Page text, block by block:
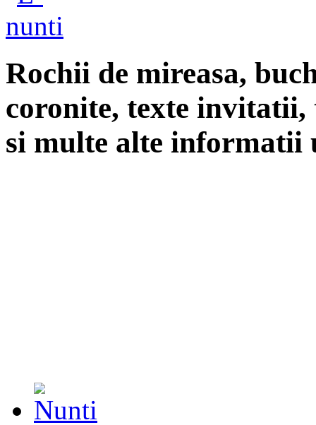
Rochii de mireasa,
coronite, texte
si multe alte informatii